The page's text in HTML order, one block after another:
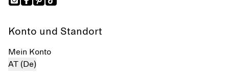
Konto und Standort
Mein Konto
AT (De)